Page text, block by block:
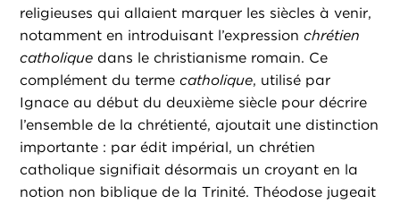
religieuses qui allaient marquer les siècles à venir,
notamment en introduisant l’expressionchrétien
catholique dans le christianisme romain. Ce
complément du termecatholique, utilisé par
Ignace au début du deuxième siècle pour décrire
l’ensemble de la chrétienté, ajoutait une distinction
importante : par édit impérial, un chrétien
catholique signifiait désormais un croyant en la
notion non biblique de la Trinité. Théodose jugeait